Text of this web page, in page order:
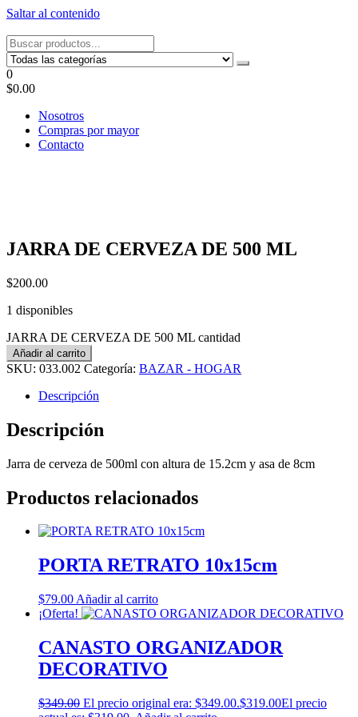
Saltar al contenido
Tel: 22087679 – Cel: 097 822122 – Joaquín Requena 2459
0
$0.00
Nosotros
Compras por mayor
Contacto
JARRA DE CERVEZA DE 500 ML
$200.00
1 disponibles
JARRA DE CERVEZA DE 500 ML cantidad
Añadir al carrito
SKU: 033.002 Categoría: BAZAR - HOGAR
Descripción
Descripción
Jarra de cerveza de 500ml con altura de 15.2cm y asa de 8cm
Productos relacionados
PORTA RETRATO 10x15cm
$79.00 Añadir al carrito
¡Oferta!
CANASTO ORGANIZADOR
DECORATIVO
$349.00 El precio original era: $349.00.$319.00El precio